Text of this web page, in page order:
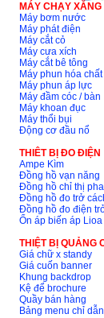
MÁY CHẠY
Máy bơm nước
Máy phát điện
Máy cắt cỏ
Máy cưa xích
Máy cắt bê tông
Máy phun hóa chất
Máy phun áp lực
Máy đầm cóc / bàn
Máy khoan đục
Máy thổi bụi
Động cơ đầu nổ
THIÊT BỊ ĐO ĐIỆN
Ampe Kìm
Đồng hồ vạn năng
Đồng hồ chỉ thị pha
Đồng hồ đo trở
Đồng hồ đo điện
Ổn áp biến áp Lioa
THIỆT BỊ QUẢNG
Giá chữ x standy
Giá cuốn banner
Khung backdrop
Kệ để brochure
Quầy bán hàng
Bảng menu chỉ dẫn